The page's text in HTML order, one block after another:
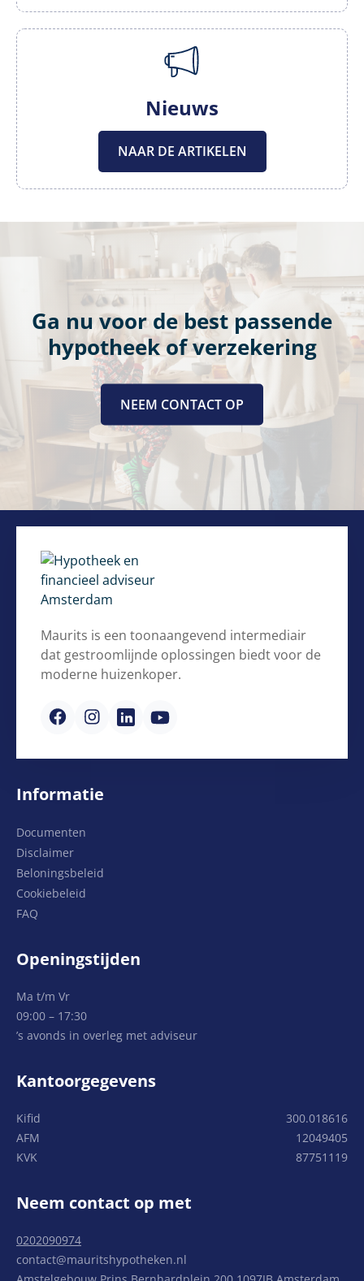
Nieuws
NAAR DE ARTIKELEN
Ga nu voor de best passende
hypotheek of verzekering
NEEM CONTACT OP
Maurits is een toonaangevend intermediair
dat gestroomlijnde oplossingen biedt voor de
moderne huizenkoper.
Informatie
Documenten
Disclaimer
Beloningsbeleid
Cookiebeleid
FAQ
Openingstijden
Ma t/m Vr
09:00 – 17:30
’s avonds in overleg met adviseur
Kantoorgegevens
Kifid
300.018616
AFM
12049405
KVK
87751119
Neem contact op met
0202090974
contact@mauritshypotheken.nl